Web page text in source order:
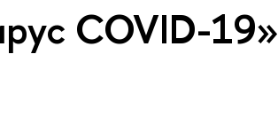
COVID-19»